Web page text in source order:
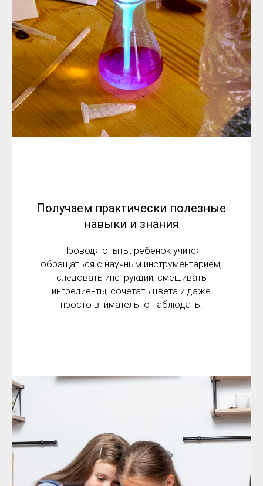
Получаем практически полезные
навыки и знания
Проводя опыты, ребенок учится
обращаться с научным инструментарием,
следовать инструкции, смешивать
ингредиенты, сочетать цвета и даже
просто внимательно наблюдать.